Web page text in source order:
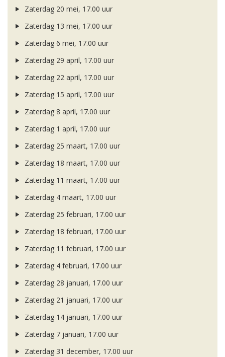
Zaterdag 20 mei, 17.00 uur
Zaterdag 13 mei, 17.00 uur
Zaterdag 6 mei, 17.00 uur
Zaterdag 29 april, 17.00 uur
Zaterdag 22 april, 17.00 uur
Zaterdag 15 april, 17.00 uur
Zaterdag 8 april, 17.00 uur
Zaterdag 1 april, 17.00 uur
Zaterdag 25 maart, 17.00 uur
Zaterdag 18 maart, 17.00 uur
Zaterdag 11 maart, 17.00 uur
Zaterdag 4 maart, 17.00 uur
Zaterdag 25 februari, 17.00 uur
Zaterdag 18 februari, 17.00 uur
Zaterdag 11 februari, 17.00 uur
Zaterdag 4 februari, 17.00 uur
Zaterdag 28 januari, 17.00 uur
Zaterdag 21 januari, 17.00 uur
Zaterdag 14 januari, 17.00 uur
Zaterdag 7 januari, 17.00 uur
Zaterdag 31 december, 17.00 uur